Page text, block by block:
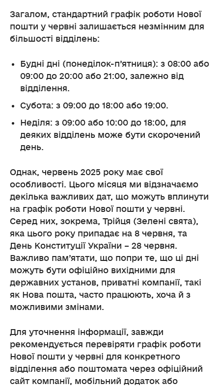
Загалом, стандартний графік роботи Нової
пошти у червні залишається незмінним для
більшості відділень:
Будні дні (понеділок-п’ятниця): з 08:00 або
09:00 до 20:00 або 21:00, залежно від
відділення.
Субота: з 09:00 до 18:00 або 19:00.
Неділя: з 09:00 або 10:00 до 18:00, для
деяких відділень може бути скорочений
день.
Однак, червень 2025 року має свої
особливості. Цього місяця ми відзначаємо
декілька важливих дат, що можуть вплинути
на графік роботи Нової пошти у червні.
Серед них, зокрема, Трійця (Зелені свята),
яка цього року припадає на 8 червня, та
День Конституції України – 28 червня.
Важливо пам’ятати, що попри те, що ці дні
можуть бути офіційно вихідними для
державних установ, приватні компанії, такі
як Нова пошта, часто працюють, хоча й з
можливими змінами.
Для уточнення інформації, завжди
рекомендується перевіряти графік роботи
Нової пошти у червні для конкретного
відділення або поштомата через офіційний
сайт компанії, мобільний додаток або